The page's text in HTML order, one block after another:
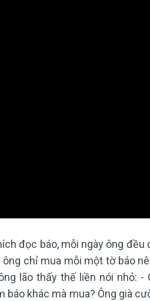
đọc báo, mỗi ngày ông
ông chỉ mua mỗi một tờ báo
lão thấy thế liền nói nhỏ:
báo khác mà mua? Ông già